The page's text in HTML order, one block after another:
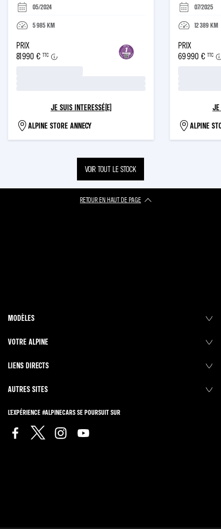
05/2024
5 985KM
PRIX
81 990 € TTC
JE SUIS INTERESSÉ(E)
ALPINE STORE ANNECY
07/2025
12 389KM
PRIX
69 990 € TTC
JE
ALPINE
VOIR TOUT LE STOCK
RETOUR EN HAUT DE PAGE​
MODÈLES
VOTRE ALPINE
LIENS DIRECTS
AUTRES SITES
L'EXPÉRIENCE #ALPINECARS SE POURSUIT SUR